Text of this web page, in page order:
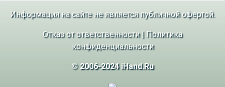
Информация на сайте не является публичной офертой.
Отказ от ответственности| Политика
конфиденциальности
© 2006-2024 iHand.Ru